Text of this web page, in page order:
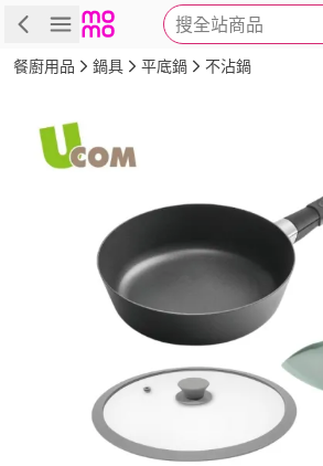
搜全站商品
商品 評價 詳情
餐廚用品 鍋具 平底鍋 不沾鍋